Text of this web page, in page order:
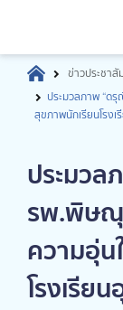
ข่าวประชา
ประมวลภาพ “ด
สุขภาพนักเรียนโรง
ประมวล
รพ.พิษณุ
ความอุ่น
โรงเรีย